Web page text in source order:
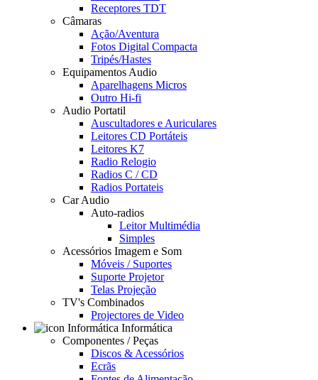
Receptores TDT
Câmaras
Ação/Aventura
Fotos Digital Compacta
Tripés/Hastes
Equipamentos Audio
Aparelhagens Micros
Outro Hi-fi
Audio Portatil
Auscultadores e Auriculares
Leitores CD Portáteis
Leitores K7
Radio Relogio
Radios C / CD
Radios Portateis
Car Audio
Auto-radios
Leitor Multimédia
Simples
Acessórios Imagem e Som
Móveis / Suportes
Suporte Projetor
Telas Projeção
TV's Combinados
Projectores de Video
Informática
Componentes / Peças
Discos & Acessórios
Ecrãs